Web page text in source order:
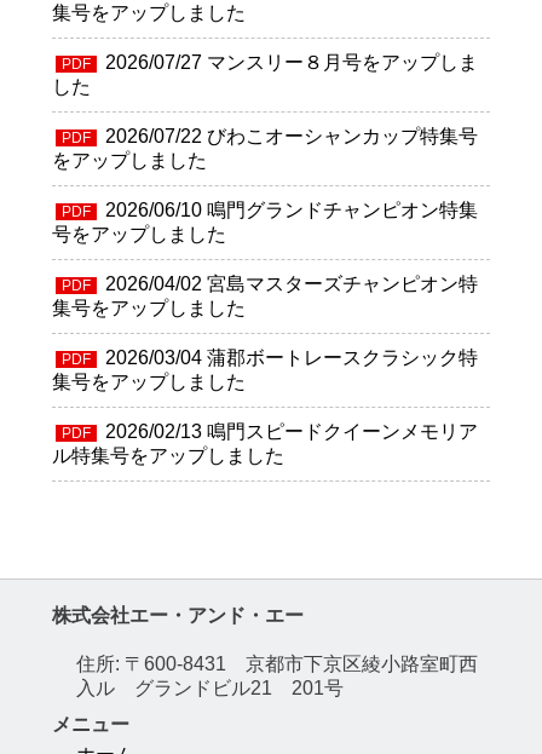
集号をアップしました
PDF 2026/07/27マンスリー８月号をアップしま
した
PDF 2026/07/22 びわこオーシャンカップ特集号
をアップしました
PDF 2026/06/10鳴門グランドチャンピオン特集
号をアップしました
PDF 2026/04/02 宮島マスターズチャンピオン特
集号をアップしました
PDF 2026/03/04蒲郡ボートレースクラシック特
集号をアップしました
PDF 2026/02/13鳴門スピードクイーンメモリア
ル特集号をアップしました
株式会社エー・アンド・エー
住所: 〒600-8431 京都市下京区綾小路室町西
入ル グランドビル21 201号
メニュー